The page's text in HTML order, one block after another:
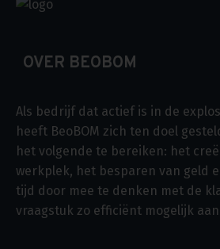
OVER BEOBOM
Als bedrijf dat actief is in de
heeft BeoBOM zich ten doel
het volgende te bereiken: het
werkplek, het besparen van geld
tijd door mee te denken met de
vraagstuk zo efficiënt mogelijk